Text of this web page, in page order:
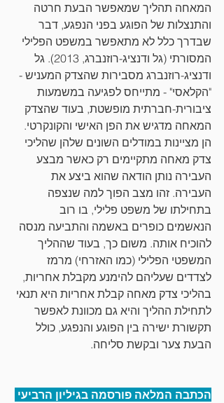
המאחה תהליך שמאפשר הבעת חרטה
והתנצלות של הפוגע בפני הנפגע, דבר
שבדרך כלל לא מתאפשר במשפט הפלילי
המסורתי (גל ודנציג-רוזנברג, 2013). גל
ודנציג-רוזנברג מסבירות שהצדק המעניש -
"הקלאסי" - מתייחס לפגיעה במשמעות
ציבורית-חברתית מופשטת, בעוד שהצדק
המאחה מדגיש את הפן האישי והקונקרטי.
הן מציינות במודלים השונים שלהן שהליכי
צדק מאחה מתקיימים רק כאשר מבצע
העבירה נותן הודאה שהוא ביצע את
העבירה. זהו מצב הפוך למה שנצפה
בתחילתו של משפט פלילי, בו רוב
הנאשמים כופרים באשמה והתביעה מנסה
להוכיח אותה. משום כך, בעוד שההליך
המשפטי הפלילי (כמו האזרחי) מרמז
לצדדים שעליהם להימנע מקבלת אחריות,
בהליכי צדק מאחה קבלת אחריות היא תנאי
לתחילת ההליך והיא גם מכוונת לאפשר
תקשורת ישירה בין הפוגע והנפגע, כולל
הבעת צער ובקשת סליחה.
הכתבה המלאה פורסמה בגיליון הרביעי